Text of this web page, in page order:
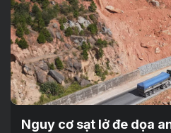
Nguy cơ sạt lở đe dọa